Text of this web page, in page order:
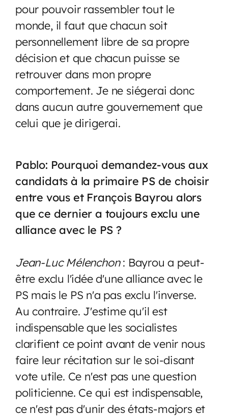
pour pouvoir rassembler tout le
monde, il faut que chacun soit
personnellement libre de sa propre
décision et que chacun puisse se
retrouver dans mon propre
comportement. Je ne siégerai donc
dans aucun autre gouvernement que
celui que je dirigerai.
Pablo: Pourquoi demandez-vous aux
candidats à la primaire PS de choisir
entre vous et François Bayrou alors
que ce dernier a toujours exclu une
alliance avec le PS ?
Jean-Luc Mélenchon: Bayrou a peut-
être exclu l'idée d'une alliance avec le
PS mais le PS n'a pas exclu l'inverse.
Au contraire. J'estime qu'il est
indispensable que les socialistes
clarifient ce point avant de venir nous
faire leur récitation sur le soi-disant
vote utile. Ce n'est pas une question
politicienne. Ce qui est indispensable,
ce n'est pas d'unir des états-majors et